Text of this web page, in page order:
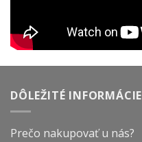
DÔLEŽITÉ INFORMÁCIE
Prečo nakupovať u nás?